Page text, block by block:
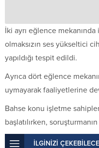
İki ayrı eğlence
olmaksızın ses yükseltici
yapıldığı tespit edildi.
Ayrıca dört eğlence
uymayarak faaliyetlerine
Bahse konu işletme
başlatılırken,
İLGİNİZİ